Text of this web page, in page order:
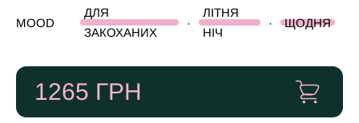
MOOD
ДЛЯ
ЗАКОХАНИХ
·
ЛІТНЯ
НІЧ
· ЩОДНЯ
1265 ГРН